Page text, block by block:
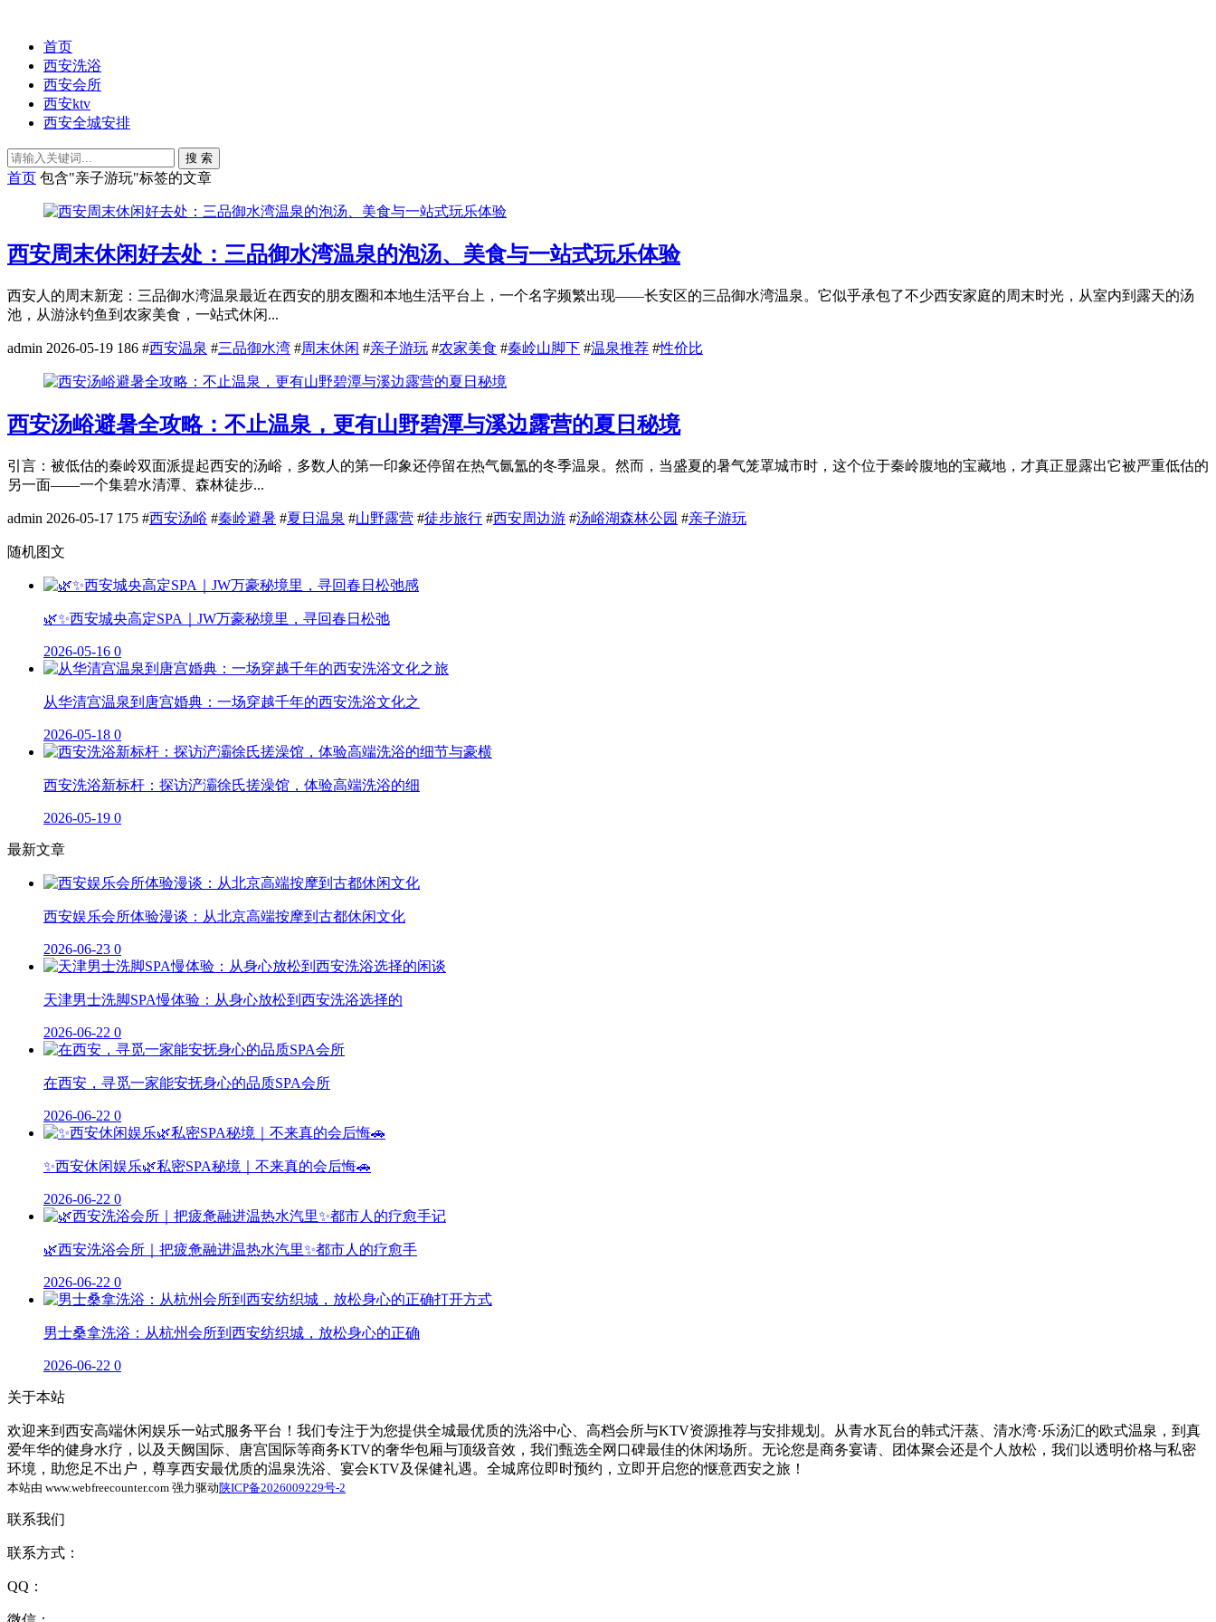
首页
西安洗浴
西安会所
西安ktv
西安全城安排
搜 索
首页 包含"亲子游玩"标签的文章
西安周末休闲好去处：三品御水湾温泉的泡汤、美食与一站式玩乐体验
西安人的周末新宠：三品御水湾温泉最近在西安的朋友圈和本地生活平台上，一个名字频繁出现——长安区的三品御水湾温泉。它似乎承包了不少西安家庭的周末时光，从室内到露天的汤
池，从游泳钓鱼到农家美食，一站式休闲...
admin 2026-05-19 186 #西安温泉 #三品御水湾 #周末休闲 #亲子游玩 #农家美食 #秦岭山脚下 #温泉推荐 #性价比
西安汤峪避暑全攻略：不止温泉，更有山野碧潭与溪边露营的夏日秘境
引言：被低估的秦岭双面派提起西安的汤峪，多数人的第一印象还停留在热气氤氲的冬季温泉。然而，当盛夏的暑气笼罩城市时，这个位于秦岭腹地的宝藏地，才真正显露出它被严重低估的
另一面——一个集碧水清潭、森林徒步...
admin 2026-05-17 175 #西安汤峪 #秦岭避暑 #夏日温泉 #山野露营 #徒步旅行 #西安周边游 #汤峪湖森林公园 #亲子游玩
随机图文
🌿✨西安城央高定SPA｜JW万豪秘境里，寻回春日松弛
2026-05-16 0
从华清宫温泉到唐宫婚典：一场穿越千年的西安洗浴文化之
2026-05-18 0
西安洗浴新标杆：探访浐灞徐氏搓澡馆，体验高端洗浴的细
2026-05-19 0
最新文章
西安娱乐会所体验漫谈：从北京高端按摩到古都休闲文化
2026-06-23 0
天津男士洗脚SPA慢体验：从身心放松到西安洗浴选择的
2026-06-22 0
在西安，寻觅一家能安抚身心的品质SPA会所
2026-06-22 0
✨西安休闲娱乐🌿私密SPA秘境｜不来真的会后悔🚗
2026-06-22 0
🌿西安洗浴会所｜把疲惫融进温热水汽里✨都市人的疗愈手
2026-06-22 0
男士桑拿洗浴：从杭州会所到西安纺织城，放松身心的正确
2026-06-22 0
关于本站
欢迎来到西安高端休闲娱乐一站式服务平台！我们专注于为您提供全城最优质的洗浴中心、高档会所与KTV资源推荐与安排规划。从青水瓦台的韩式汗蒸、清水湾·乐汤汇的欧式温泉，到真
爱年华的健身水疗，以及天阙国际、唐宫国际等商务KTV的奢华包厢与顶级音效，我们甄选全网口碑最佳的休闲场所。无论您是商务宴请、团体聚会还是个人放松，我们以透明价格与私密
环境，助您足不出户，尊享西安最优质的温泉洗浴、宴会KTV及保健礼遇。全城席位即时预约，立即开启您的惬意西安之旅！
本站由 www.webfreecounter.com 强力驱动陕ICP备2026009229号-2
联系我们
联系方式：
QQ：